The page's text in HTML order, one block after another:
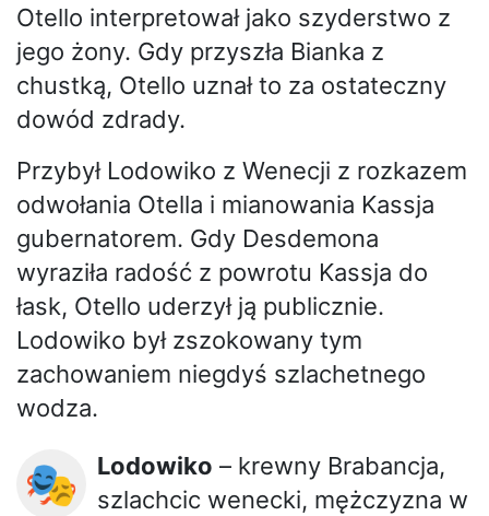
Otello interpretował jako szyderstwo z
jego żony. Gdy przyszła Bianka z
chustką, Otello uznał to za ostateczny
dowód zdrady.
Przybył Lodowiko z Wenecji z rozkazem
odwołania Otella i mianowania Kassja
gubernatorem. Gdy Desdemona
wyraziła radość z powrotu Kassja do
łask, Otello uderzył ją publicznie.
Lodowiko był zszokowany tym
zachowaniem niegdyś szlachetnego
wodza.
🎭 Lodowiko – krewny Brabancja,
szlachcic wenecki, mężczyzna w